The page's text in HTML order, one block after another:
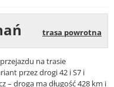
trasa powrotna
na trasie
przez drogi 42 i S7 i
– droga ma długość 428 km i